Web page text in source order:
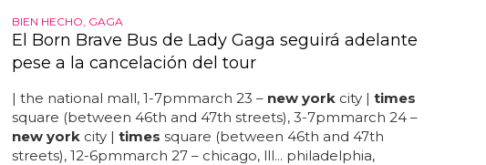
BIEN HECHO, GAGA
El Born Brave Bus de Lady Gaga seguirá adelante
pese a la cancelación del tour
| the national mall, 1-7pmmarch 23 – new yorkcity | times
square (between 46th and 47th streets), 3-7pmmarch 24 –
new yorkcity | times square (between 46th and 47th
streets), 12-6pmmarch 27 – chicago, lll... philadelphia,